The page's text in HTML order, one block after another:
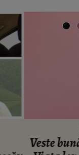
Veste bună